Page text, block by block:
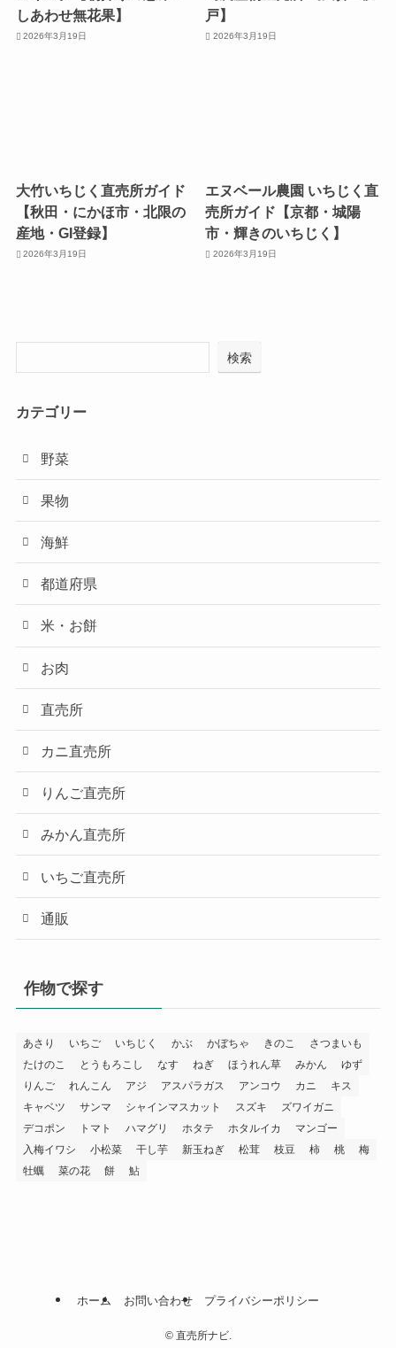
しあわせ無花果】
2026年3月19日
戸】
2026年3月19日
大竹いちじく直売所ガイド
【秋田・にかほ市・北限の
産地・GI登録】
2026年3月19日
エヌベール農園 いちじく直
売所ガイド【京都・城陽
市・輝きのいちじく】
2026年3月19日
検索
カテゴリー
野菜
果物
海鮮
都道府県
米・お餅
お肉
直売所
カニ直売所
りんご直売所
みかん直売所
いちご直売所
通販
作物で探す
あさり いちご いちじく かぶ かぼちゃ きのこ
さつまいも
たけのこ
とうもろこし なす ねぎ ほうれん草 みかん
ゆず
りんご
れんこん アジ アスパラガス アンコウ カニ
キス
キャベツ
サンマ シャインマスカット スズキ
ズワイガニ
デコポン
トマト ハマグリ ホタテ ホタルイカ
マンゴー
入梅イワシ
小松菜 干し芋 新玉ねぎ 松茸 枝豆 柿 桃
梅
牡蠣
菜の花 餅 鮎
ホーム お問い合わせ プライバシーポリシー
©直売所ナビ.